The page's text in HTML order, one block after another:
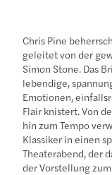
Chris Pine
geleitet von der
Simon Stone. Das
lebendige,
Emotionen,
Flair knistert. Von
hin zum Tempo
Klassiker in einen
Theaterabend, der
der Vorstellung